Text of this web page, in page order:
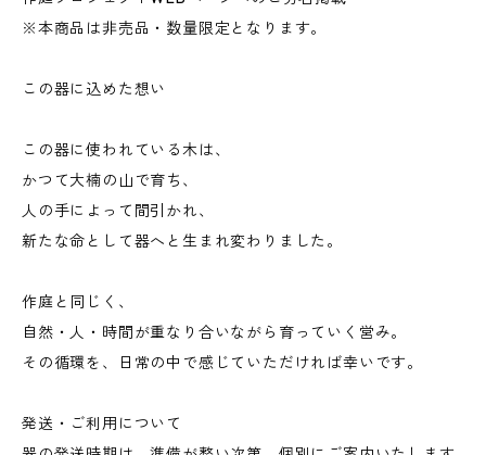
※本商品は非売品・数量限定となります。
この器に込めた想い
この器に使われている木は、
かつて大楠の山で育ち、
人の手によって間引かれ、
新たな命として器へと生まれ変わりました。
作庭と同じく、
自然・人・時間が重なり合いながら育っていく営み。
その循環を、日常の中で感じていただければ幸いです。
発送・ご利用について